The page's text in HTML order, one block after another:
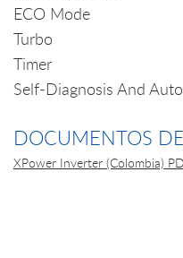
ECO Mode
Turbo
Timer
Self-Diagnosis And
DOCUMENTOS
XPower Inverter (Colombia)